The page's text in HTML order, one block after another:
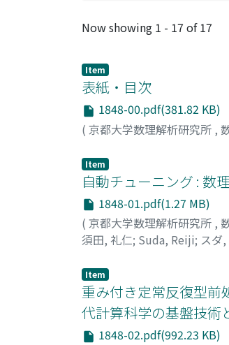
Recent
Now showing 1 - 17 of 17
Item
表紙・目次
1848-00.pdf(381.82 KB)
( 京都大学数理解析研究所 ,
Item
自動チューニング : 数
1848-01.pdf(1.27 MB)
( 京都大学数理解析研究所 ,
須田, 礼仁; Suda, Reiji; スダ
Item
重み付き定常反復型前
代計算科学の基盤技術
1848-02.pdf(992.23 KB)